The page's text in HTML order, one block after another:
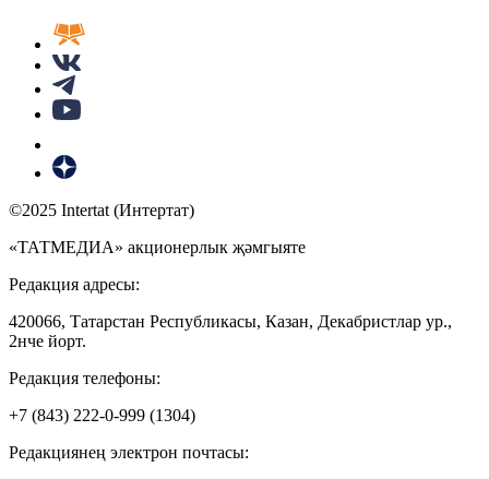
©2025 Intertat (Интертат)
«ТАТМЕДИА» акционерлык җәмгыяте
Редакция адресы:
420066, Татарстан Республикасы, Казан, Декабристлар ур.,
2нче йорт.
Редакция телефоны:
+7 (843) 222-0-999 (1304)
Редакциянең электрон почтасы: